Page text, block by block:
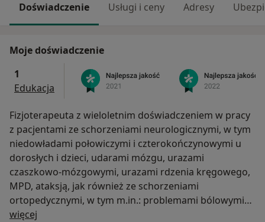
Doświadczenie Usługi i ceny Adresy
Moje doświadczenie
1
Edukacja
Fizjoterapeuta z wieloletnim doświadczeniem w pracy
z pacjentami ze schorzeniami neurologicznymi, w tym
niedowładami połowiczymi i czterokończynowymi u
dorosłych i dzieci, udarami mózgu, urazami
czaszkowo-mózgowymi, urazami rdzenia kręgowego,
MPD, ataksją, jak również ze schorzeniami
ortopedycznymi, w tym m.in.: problemami bólowymi
kręgosłupa i kończyn, zmianami zwyrodnieniowymi,
więcej